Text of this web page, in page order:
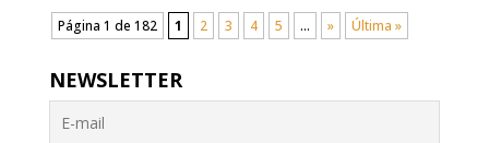
Página 1 de 182 1 2 3 4 5 ... » Última »
NEWSLETTER